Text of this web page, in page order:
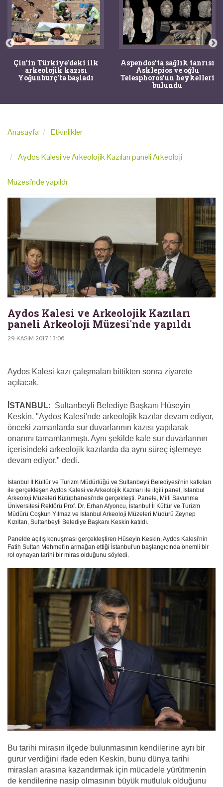
Çin'in Türkiye'deki ilk
arkeolojik kazısı
Yoğunburç'ta başladı
Aspendos'ta sağlık tanrısı
Asklepios ve oğlu
Telesphoros'un heykelleri
bulundu
Anasayfa Etkinlikler
Aydos Kalesi ve Arkeolojik Kazıları paneli Arkeoloji
Müzesi'nde yapıldı
Aydos Kalesi ve Arkeolojik Kazıları
paneli Arkeoloji Müzesi'nde yapıldı
29 KASIM 2017 13:06
Aydos Kalesi kazı çalışmaları bittikten sonra ziyarete
açılacak.
İSTANBUL: Sultanbeyli Belediye Başkanı Hüseyin
Keskin, "Aydos Kalesi'nde arkeolojik kazılar devam ediyor,
önceki zamanlarda sur duvarlarının kazısı yapılarak
onarımı tamamlanmıştı. Aynı şekilde kale sur duvarlarının
içerisindeki arkeolojik kazılarda da aynı süreç işlemeye
devam ediyor." dedi.
İstanbul İl Kültür ve Turizm Müdürlüğü ve Sultanbeyli Belediyesi'nin katkıları
ile gerçekleşen Aydos Kalesi ve Arkeolojik Kazıları ile ilgili panel, İstanbul
Arkeoloji Müzeleri Kütüphanesi'nde gerçekleşti. Panele, Milli Savunma
Üniversitesi Rektörü Prof. Dr. Erhan Afyoncu, İstanbul İl Kültür ve Turizm
Müdürü Coşkun Yılmaz ve İstanbul Arkeoloji Müzeleri Müdürü Zeynep
Kızıltan, Sultanbeyli Belediye Başkanı Keskin katıldı.
Panelde açılış konuşması gerçekleştiren Hüseyin Keskin, Aydos Kalesi'nin
Fatih Sultan Mehmet'in armağan ettiği İstanbul'un başlangıcında önemli bir
rol oynayan tarihi bir miras olduğunu söyledi.
Bu tarihi mirasın ilçede bulunmasının kendilerine ayrı bir
gurur verdiğini ifade eden Keskin, bunu dünya tarihi
mirasları arasına kazandırmak için mücadele yürütmenin
de kendilerine nasip olmasının büyük mutluluk olduğunu